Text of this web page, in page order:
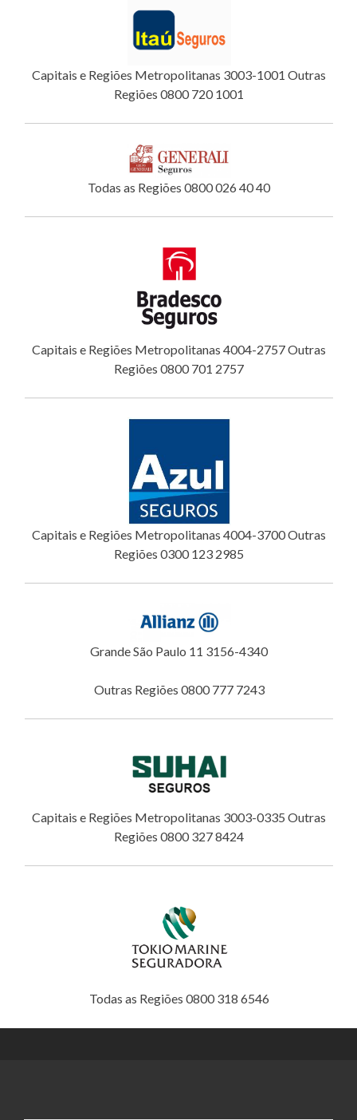
Capitais e Regiões Metropolitanas 3003-1001 Outras
Regiões 0800 720 1001
Todas as Regiões 0800 026 40 40
Capitais e Regiões Metropolitanas 4004-2757 Outras
Regiões 0800 701 2757
Capitais e Regiões Metropolitanas 4004-3700 Outras
Regiões 0300 123 2985
Grande São Paulo 11 3156-4340
Outras Regiões 0800 777 7243
Capitais e Regiões Metropolitanas 3003-0335 Outras
Regiões 0800 327 8424
Todas as Regiões 0800 318 6546